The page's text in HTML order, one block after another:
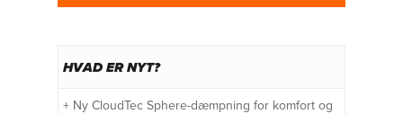
HVAD ER NYT?
+ Ny CloudTec Sphere-dæmpning for komfort og